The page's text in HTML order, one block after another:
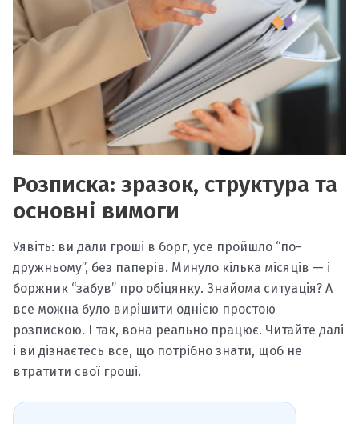
Розписка: зразок, структура та
основні вимоги
Уявіть: ви дали гроші в борг, усе пройшло “по-
дружньому”, без паперів. Минуло кілька місяців — і
боржник “забув” про обіцянку. Знайома ситуація? А
все можна було вирішити однією простою
розпискою. І так, вона реально працює. Читайте далі
і ви дізнаєтесь все, що потрібно знати, щоб не
втратити свої гроші.